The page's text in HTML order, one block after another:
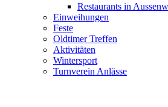
Restaurants in
Einweihungen
Feste
Oldtimer Treffen
Aktivitäten
Wintersport
Turnverein Anlässe